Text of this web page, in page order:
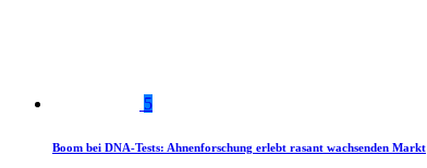
5
Boom bei DNA-Tests: Ahnenforschung erlebt rasant wachsenden Markt